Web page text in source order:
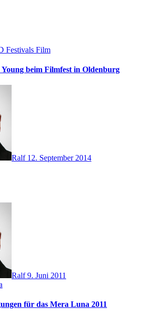
Festivals Film
Young beim Filmfest in Oldenburg
Ralf 12. September 2014
Ralf9. Juni 2011
für das Mera Luna 2011